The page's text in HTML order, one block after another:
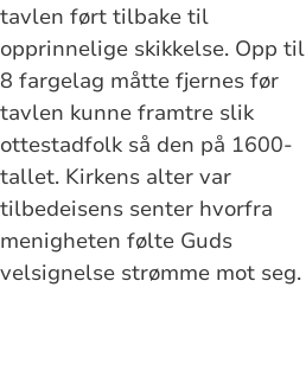
tavlen ført tilbake til
opprinnelige skikkelse. Opp til
8 fargelag måtte fjernes før
tavlen kunne framtre slik
ottestadfolk så den på 1600-
tallet. Kirkens alter var
tilbedeisens senter hvorfra
menigheten følte Guds
velsig­nelse strømme mot seg.